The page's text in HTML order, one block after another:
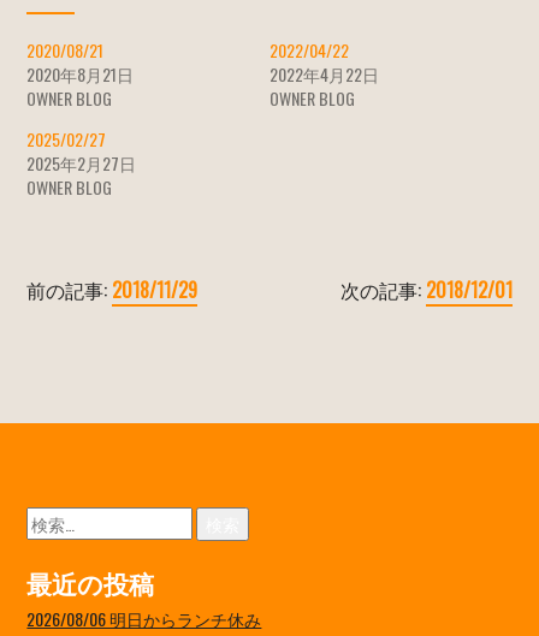
2020/08/21
2020年8月21日
OWNER BLOG
2022/04/22
2022年4月22日
OWNER BLOG
2025/02/27
2025年2月27日
OWNER BLOG
前の記事: 2018/11/29 次の記事: 2018/12/01
検
索:
最近の投稿
2026/08/06 明日からランチ休み